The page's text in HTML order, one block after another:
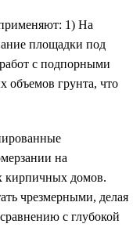
1) На
площадки под
с подпорными
объемов грунта, что
на
кирпичных домов.
чрезмерными, делая
с глубокой